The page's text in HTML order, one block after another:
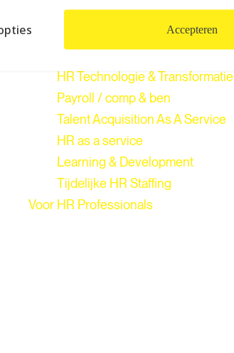
HR Technologie & Transformatie
Payroll / comp & ben
Talent Acquisition As A Service
HR as a service
Learning & Development
Tijdelijke HR Staffing
Voor HR Professionals
Accepteren